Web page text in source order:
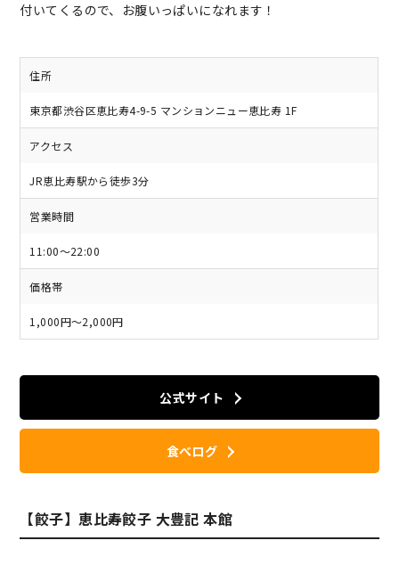
付いてくるので、お腹いっぱいになれます！
住所
東京都渋谷区恵比寿4-9-5 マンションニュー恵比寿 1F
アクセス
JR恵比寿駅から徒歩3分
営業時間
11:00～22:00
価格帯
1,000円～2,000円
公式サイト
食べログ
【餃子】恵比寿餃子 大豊記 本館